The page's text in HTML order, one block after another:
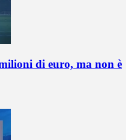
di euro, ma non è